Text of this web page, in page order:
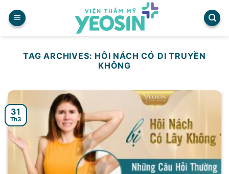
content
TAG ARCHIVES: HÔI NÁCH CÓ DI TRUYỀN
KHÔNG
31
Th3